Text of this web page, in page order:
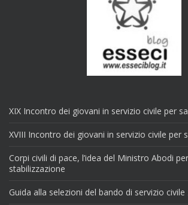
XIX Incontro dei giovani in servizio civile per
XVIII Incontro dei giovani in servizio civile per
Corpi civili di pace, l’idea del Ministro Abodi
stabilizzazione
Guida alla selezioni del bando di servizio civile